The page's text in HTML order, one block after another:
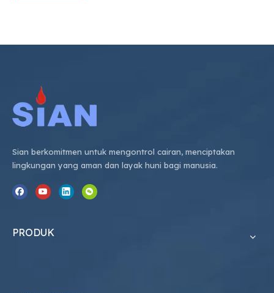
Sian berkomitmen untuk mengontrol cairan, menciptakan
lingkungan yang aman dan layak huni bagi manusia.
PRODUK